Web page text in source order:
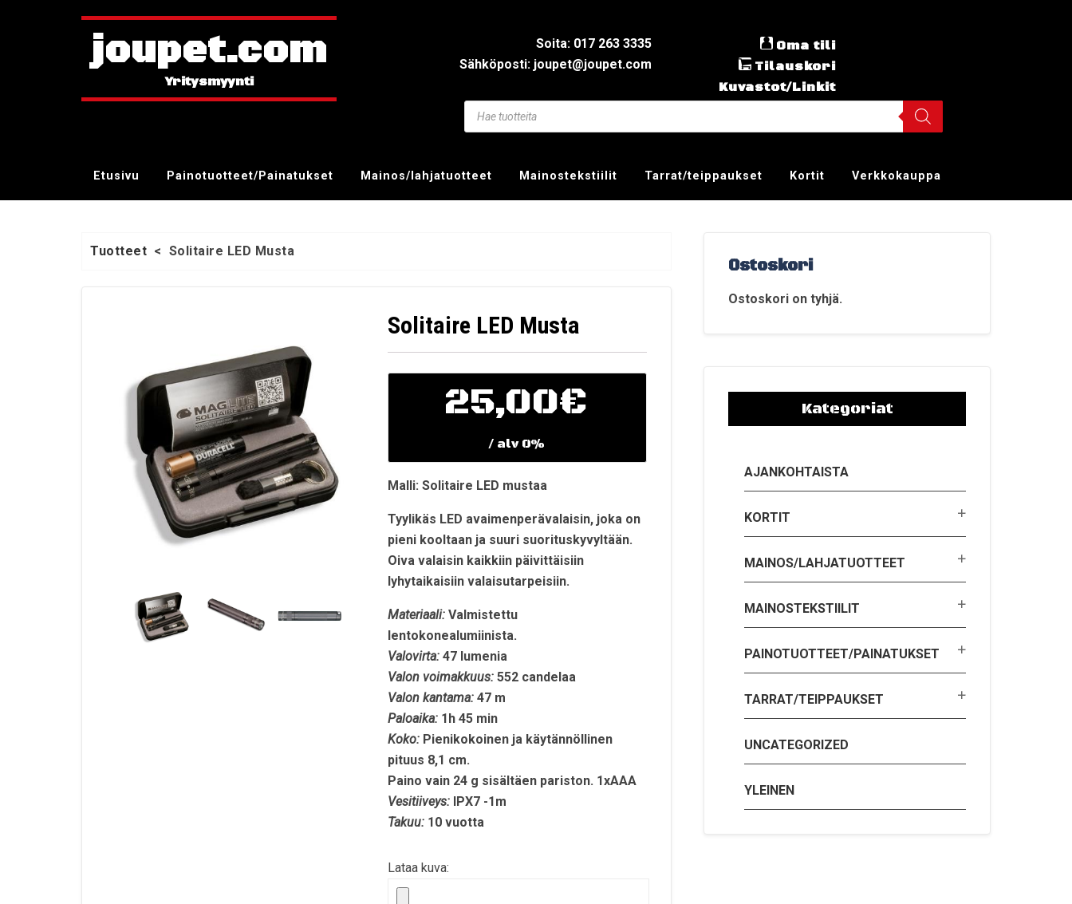
joupet.com
Soita: 017 263 3335
Sähköposti: joupet@joupet.com
Oma tili
Tilauskori
Kuvastot/Linkit
Etusivu Painotuotteet/Painatukset Mainos/lahjatuotteet Mainostekstiilit Tarrat/teippaukset Kortit Verkkokauppa
Tuotteet < Solitaire LED Musta
Solitaire LED Musta
25,00€
/ alv 0%
Malli: Solitaire LED mustaa
Tyylikäs LED avaimenperävalaisin, joka on
pieni kooltaan ja suuri suorituskyvyltään.
Oiva valaisin kaikkiin päivittäisiin
lyhytaikaisiin valaisutarpeisiin.
Materiaali:Valmistettu
lentokonealumiinista.
Valovirta:47 lumenia
Valon voimakkuus:552 candelaa
Valon kantama:47 m
Paloaika:1h 45 min
Koko:Pienikokoinen ja käytännöllinen
pituus 8,1 cm.
Paino vain 24 g sisältäen pariston. 1xAAA
Vesitiiveys:IPX7 -1m
Takuu:10 vuotta
Lataa kuva:
Ostoskori
Ostoskori on tyhjä.
Kategoriat
AJANKOHTAISTA
KORTIT
MAINOS/LAHJATUOTTEET
MAINOSTEKSTIILIT
PAINOTUOTTEET/PAINATUKSET
TARRAT/TEIPPAUKSET
UNCATEGORIZED
YLEINEN